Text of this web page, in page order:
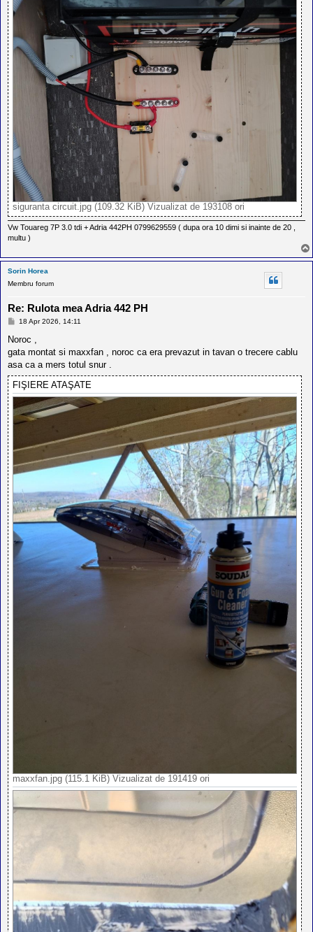
siguranta circuit.jpg (109.32 KiB) Vizualizat de 193108 ori
Vw Touareg 7P 3.0 tdi + Adria 442PH 0799629559 ( dupa ora 10 dimi si inainte de 20 ,
multu )
Sorin Horea
Membru forum
Re: Rulota mea Adria 442 PH
M
s
j
18 Apr 2026, 14:11
Noroc ,
gata montat si maxxfan , noroc ca era prevazut in tavan o trecere cablu
asa ca a mers totul snur .
FIŞIERE ATAŞATE
maxxfan.jpg (115.1 KiB) Vizualizat de 191419 ori